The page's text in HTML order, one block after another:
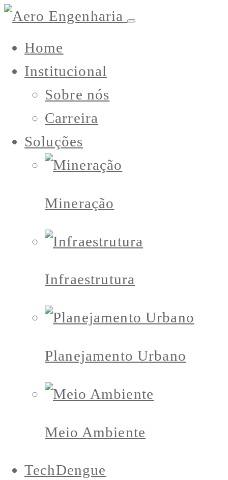
Home
Institucional
Sobre nós
Carreira
Soluções
Mineração
Infraestrutura
Planejamento Urbano
Meio Ambiente
TechDengue